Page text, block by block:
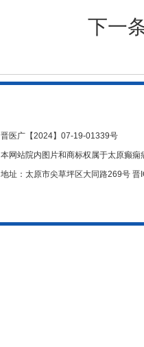
下一
晋医广【2024】07-19-01339号
本网站院内图片和商标权属于太原癫
地址：太原市尖草坪区大同路269号 晋